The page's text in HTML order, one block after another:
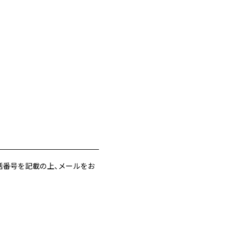
号を記載の上、メールをお